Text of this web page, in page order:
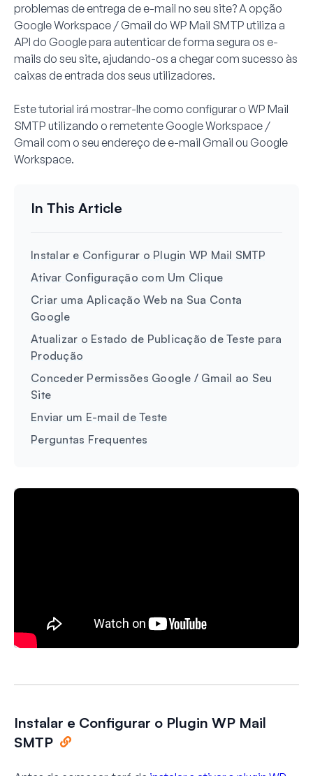
problemas de entrega de e-mail no seu site? A opção
Google Workspace / Gmail do WP Mail SMTP utiliza a
API do Google para autenticar de forma segura os e-
mails do seu site, ajudando-os a chegar com sucesso às
caixas de entrada dos seus utilizadores.
Este tutorial irá mostrar-lhe como configurar o WP Mail
SMTP utilizando o remetente Google Workspace /
Gmail com o seu endereço de e-mail Gmail ou Google
Workspace.
Instalar e Configurar o Plugin WP Mail SMTP
Ativar Configuração com Um Clique
Criar uma Aplicação Web na Sua Conta
Google
Atualizar o Estado de Publicação de Teste para
Produção
Conceder Permissões Google / Gmail ao Seu
Site
Enviar um E-mail de Teste
Perguntas Frequentes
Instalar e Configurar o Plugin WP Mail
SMTP